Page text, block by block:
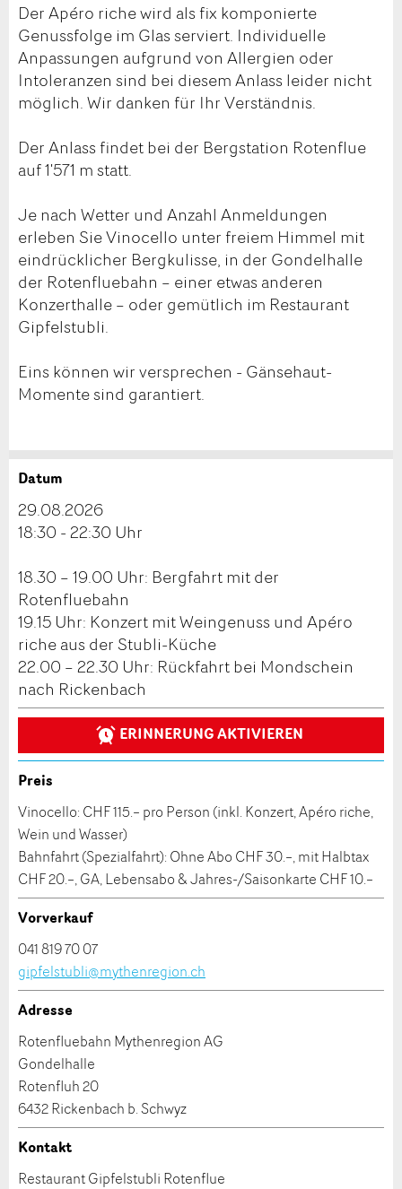
Der Apéro riche wird als fix komponierte
Genussfolge im Glas serviert. Individuelle
Anpassungen aufgrund von Allergien oder
Intoleranzen sind bei diesem Anlass leider nicht
möglich. Wir danken für Ihr Verständnis.
Der Anlass findet bei der Bergstation Rotenflue
auf 1'571 m statt.
Je nach Wetter und Anzahl Anmeldungen
erleben Sie Vinocello unter freiem Himmel mit
eindrücklicher Bergkulisse, in der Gondelhalle
der Rotenfluebahn – einer etwas anderen
Konzerthalle – oder gemütlich im Restaurant
Gipfelstubli.
Eins können wir versprechen - Gänsehaut-
Momente sind garantiert.
Anzeige beanstanden
Ihr Feedback wird sehr geschätzt!
Allgemeines Feedback
Anzeige nicht mehr gültig
Anzeige unvollständig
Nachricht
* Eingabe erforderlich
an guidle übermittelt.
NACHRICHT SENDEN
Schliessen
Anzeige weiterempfehlen
Empfehlen Sie diese Anzeige an Freunde weiter.
ANZEIGE WEITEREMPFEHLEN
Schliessen
Reservation
Veranstaltungsdatum *:
Anzahl der Teilnehmer *:
Vorname / Nachname *:
Firma / Organisation:
Adresszusatz:
Strasse und Nr. *:
PLZ / Ort *:
E-Mail *:
Telefon *:
Nachricht:
Datum
29.08.2026
18:30 - 22:30 Uhr
18.30 – 19.00 Uhr: Bergfahrt mit der
Rotenfluebahn
19.15 Uhr: Konzert mit Weingenuss und Apéro
riche aus der Stubli-Küche
22.00 – 22.30 Uhr: Rückfahrt bei Mondschein
nach Rickenbach
ERINNERUNG AKTIVIEREN
Preis
Vinocello: CHF 115.– pro Person (inkl. Konzert, Apéro riche,
Wein und Wasser)
Bahnfahrt (Spezialfahrt): Ohne Abo CHF 30.–, mit Halbtax
CHF 20.–, GA, Lebensabo & Jahres-/Saisonkarte CHF 10.–
Vorverkauf
041 819 70 07
gipfelstubli@mythenregion.ch
Adresse
Rotenfluebahn Mythenregion AG
Gondelhalle
Rotenfluh 20
6432 Rickenbach b. Schwyz
Kontakt
Restaurant Gipfelstubli Rotenflue